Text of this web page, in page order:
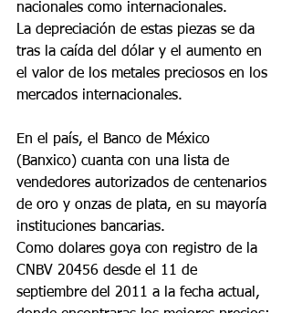
nacionales como internacionales.
La depreciación de estas piezas se da
tras la caída del dólar y el aumento en
el valor de los metales preciosos en los
mercados internacionales.
En el país, el Banco de México
(Banxico) cuanta con una lista de
vendedores autorizados de centenarios
de oro y onzas de plata, en su mayoría
instituciones bancarias.
Como dolares goya con registro de la
CNBV 20456 desde el 11 de
septiembre del 2011 a la fecha actual,